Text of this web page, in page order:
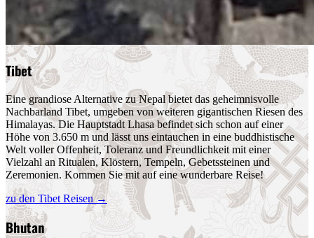
Tibet
Eine grandiose Alternative zu Nepal bietet das geheimnisvolle
Nachbarland Tibet, umgeben von weiteren gigantischen Riesen des
Himalayas. Die Hauptstadt Lhasa befindet sich schon auf einer
Höhe von 3.650 m und lässt uns eintauchen in eine buddhistische
Welt voller Offenheit, Toleranz und Freundlichkeit mit einer
Vielzahl an Ritualen, Klöstern, Tempeln, Gebetssteinen und
Zeremonien. Kommen Sie mit auf eine wunderbare Reise!
zu den Tibet Reisen→
Bhutan